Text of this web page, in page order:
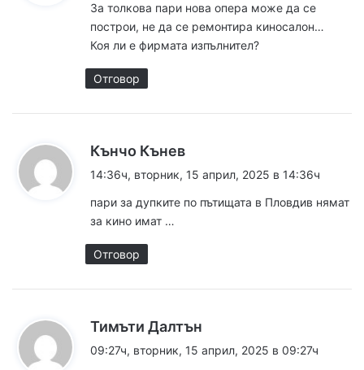
а
За толкова пари нова опера може да се
построи, не да се ремонтира киносалон…
Коя ли е фирмата изпълнител?
Отговор
Кънчо Кънев
а
а
14:36ч, вторник, 15 април, 2025 в 14:36ч
пари за дупките по пътищата в Пловдив нямат
за кино имат …
Отговор
Тимъти Далтън
а
09:27ч, вторник, 15 април, 2025 в 09:27ч